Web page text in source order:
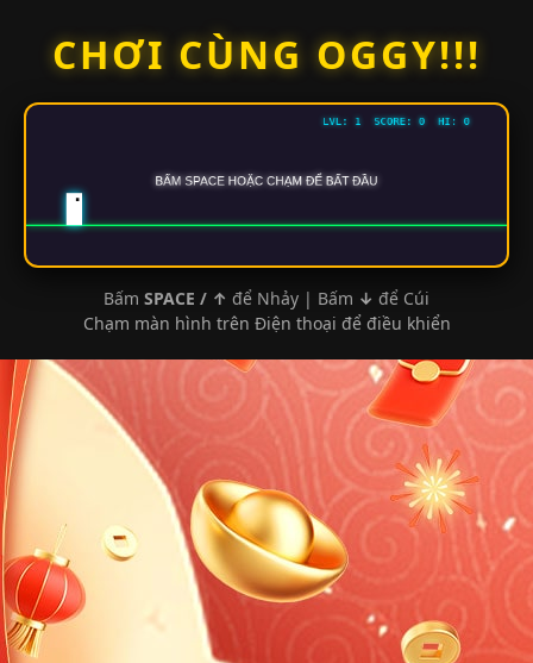
contentCHƠI CÙNG OGGY!!!
Bấm SPACE / ↑ để Nhảy | Bấm ↓ để Cúi
Chạm màn hình trên Điện thoại để điều khiển